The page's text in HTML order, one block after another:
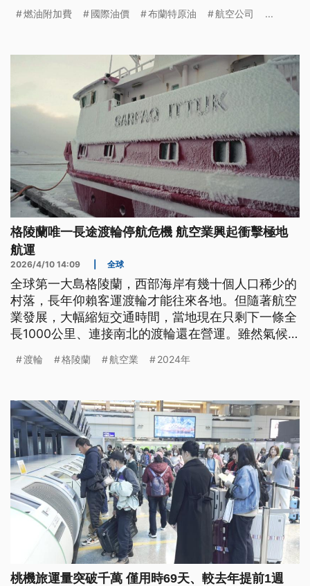
持續維持高檔，機票價格恐調漲1到2成。
燃油附加費 國際油價 布蘭特原油 航空公司 ...
格陵蘭唯一長途渡輪停航危機 航空業興起衝擊極地
航運
2026/4/10 14:09 全球
全球第一大島格陵蘭，西部海岸有幾十個人口稀少的
村落，長年仰賴客運渡輪才能往來各地。但隨著航空
業發展，大幅縮短交通時間，當地現在只剩下一條全
長1000公里、連接南北的渡輪還在營運。雖然氣候
與成本考量下，老渡輪仍然面臨可能停航的危機。
渡輪 格陵蘭 航空業 2024年
桃機旅運量突破千萬 僅用時69天、較去年提前1週